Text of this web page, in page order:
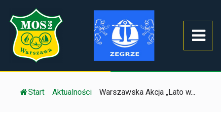
Start Aktualności Warszawska Akcja „Lato w...